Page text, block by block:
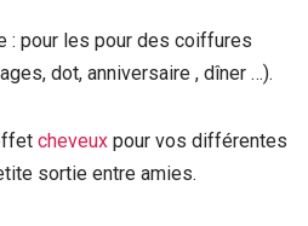
: pour les pour des coiffures
dot, anniversaire , dîner …).
cheveux pour vos différentes
sortie entre amies.